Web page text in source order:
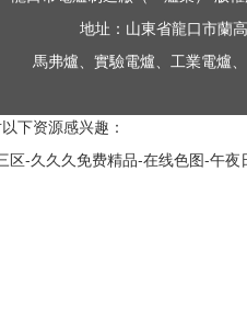
地址：山東省龍口市蘭
馬弗爐、實驗電爐、工業電爐
下资源感兴趣：
-久久久免费精品-在线色图-午